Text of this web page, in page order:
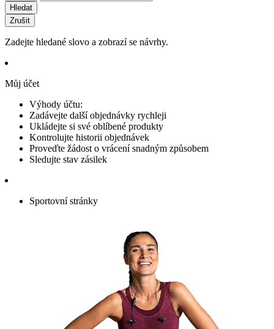
Hledat
Zrušit
Zadejte hledané slovo a zobrazí se návrhy.
Můj účet
Výhody účtu:
Zadávejte další objednávky rychleji
Ukládejte si své oblíbené produkty
Kontrolujte historii objednávek
Proveďte žádost o vrácení snadným způsobem
Sledujte stav zásilek
Sportovní stránky